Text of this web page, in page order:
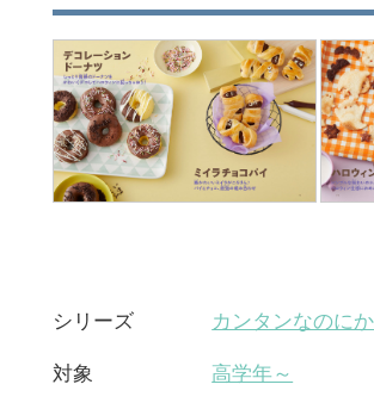
シリーズ カンタンなのに
対象 高学年～